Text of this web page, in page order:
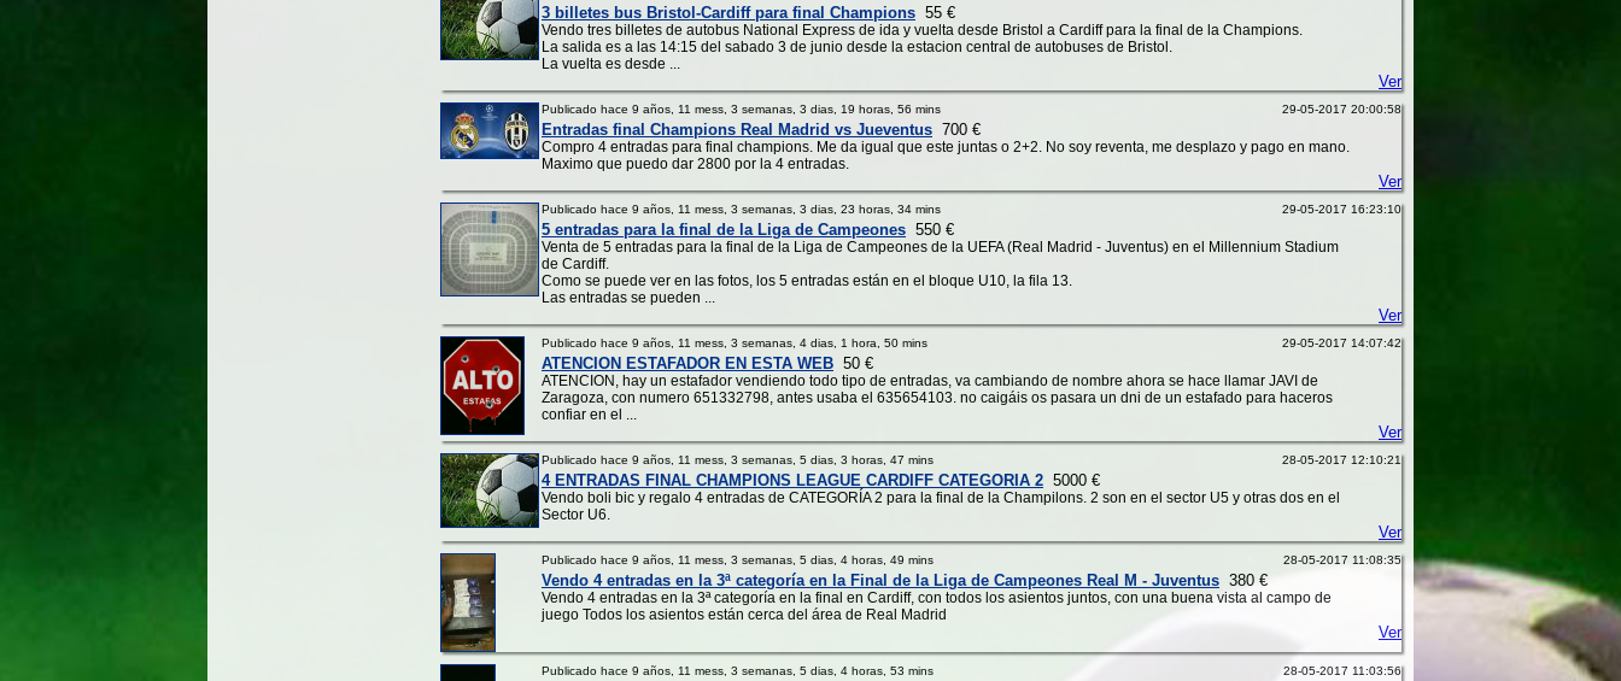
3 billetes bus Bristol-Cardiff para final Champions 55 €
Vendo tres billetes de autobus National Express de ida y vuelta desde Bristol a Cardiff para la final de la Champions.
La salida es a las 14:15 del sabado 3 de junio desde la estacion central de autobuses de Bristol.
La vuelta es desde ...
Ver
Publicado hace 9 años, 11 mess, 3 semanas, 3 dias, 19 horas, 56 mins 29-05-2017 20:00:58
Entradas final Champions Real Madrid vs Jueventus 700 €
Compro 4 entradas para final champions. Me da igual que este juntas o 2+2. No soy reventa, me desplazo y pago en mano.
Maximo que puedo dar 2800 por la 4 entradas.
Ver
Publicado hace 9 años, 11 mess, 3 semanas, 3 dias, 23 horas, 34 mins 29-05-2017 16:23:10
5 entradas para la final de la Liga de Campeones 550 €
Venta de 5 entradas para la final de la Liga de Campeones de la UEFA (Real Madrid - Juventus) en el Millennium Stadium
de Cardiff.
Como se puede ver en las fotos, los 5 entradas están en el bloque U10, la fila 13.
Las entradas se pueden ...
Ver
Publicado hace 9 años, 11 mess, 3 semanas, 4 dias, 1 hora, 50 mins 29-05-2017 14:07:42
ATENCION ESTAFADOR EN ESTA WEB 50 €
ATENCION, hay un estafador vendiendo todo tipo de entradas, va cambiando de nombre ahora se hace llamar JAVI de
Zaragoza, con numero 651332798, antes usaba el 635654103. no caigáis os pasara un dni de un estafado para haceros
confiar en el ...
Ver
Publicado hace 9 años, 11 mess, 3 semanas, 5 dias, 3 horas, 47 mins 28-05-2017 12:10:21
4 ENTRADAS FINAL CHAMPIONS LEAGUE CARDIFF CATEGORIA 2 5000 €
Vendo boli bic y regalo 4 entradas de CATEGORÍA 2 para la final de la Champilons. 2 son en el sector U5 y otras dos en el
Sector U6.
Ver
Publicado hace 9 años, 11 mess, 3 semanas, 5 dias, 4 horas, 49 mins 28-05-2017 11:08:35
Vendo 4 entradas en la 3ª categoría en la Final de la Liga de Campeones Real M - Juventus 380 €
Vendo 4 entradas en la 3ª categoría en la final en Cardiff, con todos los asientos juntos, con una buena vista al campo de
juego Todos los asientos están cerca del área de Real Madrid
Ver
Publicado hace 9 años, 11 mess, 3 semanas, 5 dias, 4 horas, 53 mins 28-05-2017 11:03:56